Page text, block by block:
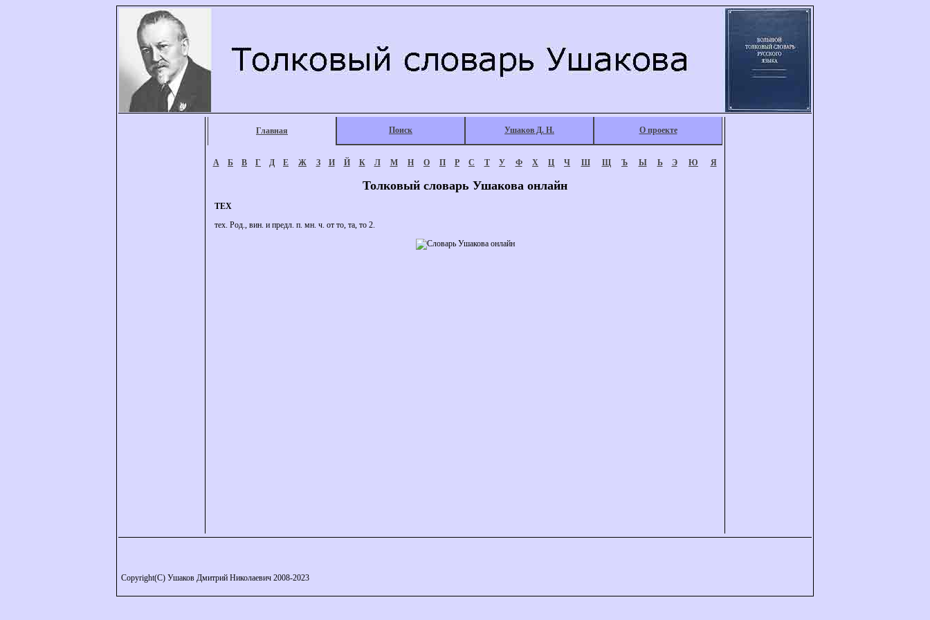
Главная Поиск Ушаков Д. Н. О проекте
А Б В Г Д Е Ж З И Й К Л М Н О П Р С Т У Ф Х Ц Ч Ш Щ Ъ Ы Ь Э Ю Я
Толковый словарь Ушакова онлайн
ТЕХ
тех. Род., вин. и предл. п. мн. ч. от то, та, то 2.
Copyright(C) Ушаков Дмитрий Николаевич 2008-2023